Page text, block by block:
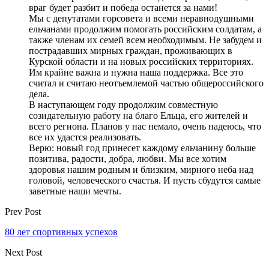
враг будет разбит и победа останется за нами!
Мы с депутатами горсовета и всеми неравнодушными
ельчанами продолжим помогать российским солдатам, а
также членам их семей всем необходимым. Не забудем и
пострадавших мирных граждан, проживающих в
Курской области и на новых российских территориях.
Им крайне важна и нужна наша поддержка. Все это
считал и считаю неотъемлемой частью общероссийского
дела.
В наступающем году продолжим совместную
созидательную работу на благо Ельца, его жителей и
всего региона. Планов у нас немало, очень надеюсь, что
все их удастся реализовать.
Верю: новый год принесет каждому ельчанину больше
позитива, радости, добра, любви. Мы все хотим
здоровья нашим родным и близким, мирного неба над
головой, человеческого счастья. И пусть сбудутся самые
заветные наши мечты.
Prev Post
80 лет спортивных успехов
Next Post